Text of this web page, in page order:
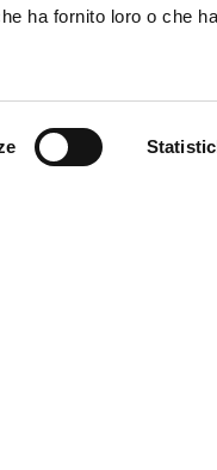
ha fornito loro o che